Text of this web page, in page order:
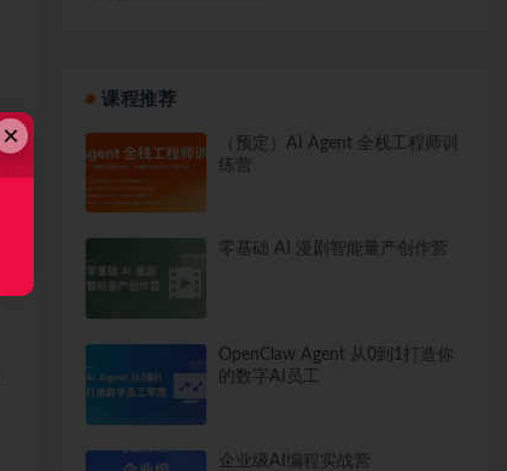
课程推荐
（预定）AI Agent 全栈工程师训
练营
零基础 AI 漫剧智能量产创作营
OpenClaw Agent 从0到1打造你
的数字AI员工
企业级AI编程实战营
×